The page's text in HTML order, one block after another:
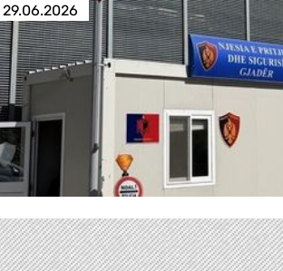
29.06.2026